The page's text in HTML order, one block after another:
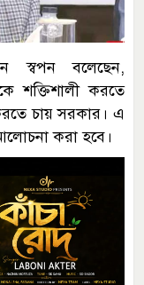
স্বপন বলেছেন,
শক্তিশালী করতে
চায় সরকার। এ
করা হবে।